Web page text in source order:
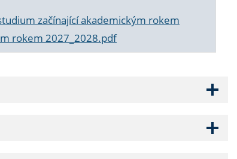
začínající akademickým rokem
rokem 2027_2028.pdf